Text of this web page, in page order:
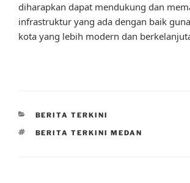
diharapkan dapat mendukung dan
infrastruktur yang ada dengan baik
kota yang lebih modern dan
CATEGORIES
BERITA TERKINI
TAGS
BERITA TERKINI MEDAN